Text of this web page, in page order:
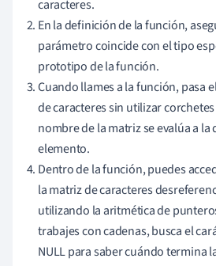
caracteres.
En la definición de la función,
parámetro coincide con el tipo
prototipo de la función.
Cuando llames a la función, pasa
de caracteres sin utilizar
nombre de la matriz se evalúa a
elemento.
Dentro de la función, puedes
la matriz de caracteres
utilizando la aritmética de
trabajes con cadenas, busca el
NULL para saber cuándo termina